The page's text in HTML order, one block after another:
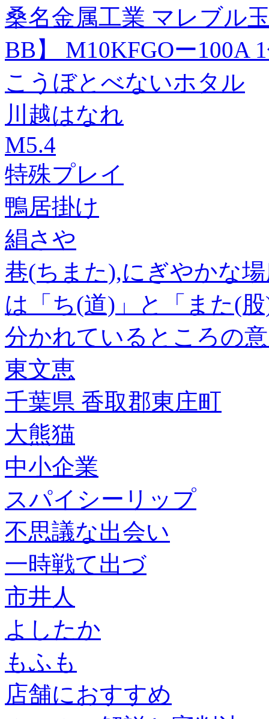
桑名金属工業 マレブル
BB】 M10KFGOー100A
こうぼとべないホタル
川越はなれ
M5.4
特殊プレイ
鴨居掛け
絹さや
巷(ちまた),にぎやかな
は「ち(道)」と「また(
分かれているところの
東文恵
千葉県 香取郡東庄町
大熊猫
中小企業
スパイシーリップ
不思議な出会い
一時戦て出づ
市井人
よしたか
もふも
店舗におすすめ